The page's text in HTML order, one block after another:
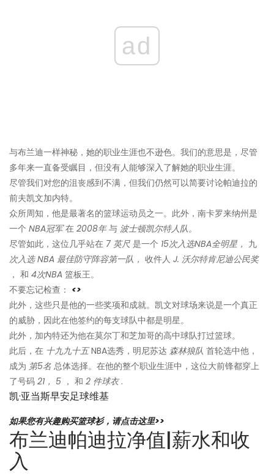
ad
与布兰迪一样神秘，她的职业生涯也不逊色。我们的意思是，尽管
多年来一直备受瞩目，但没有人能够深入了解她的职业生涯。
尽管我们对您的沮丧感到不满，但我们仍然可以简要讨论帕迪拉的
前夫凯文加内特。
众所周知，他是最著名的篮球运动员之一。此外，南卡罗来纳州是
一个 NBA冠军在 2008年与 波士顿凯尔特人队。
尽管如此，这位几乎站在 7 英尺 是一个 15次入选NBA全明星， 九
次入选 NBA 最佳防守阵容第一队， 收件人 J. 沃尔特肯尼迪公民奖
， 和 4次NBA 篮板王。
不要忘记检查： <>
此外，这些只是他的一些奖项和成就。凯文对球场来说是一个真正
的威胁，因此在他签约的每支球队中都是明星。
此外，加内特还为他在莫尔丁和芝加哥的高中球队打过篮球。
此后，在 十九九十五NBA选秀，明尼苏达 森林狼队 首轮选中他，
成为 第5名 总体选择。在他的整个职业生涯中，这位大前锋都穿上
了号码 21， 5 ， 和 2 件球衣.
凯·亚当斯早安足球维基
如果您有兴趣购买篮球衫，请点击这里>>
布兰迪帕迪拉净值|薪水和收
入